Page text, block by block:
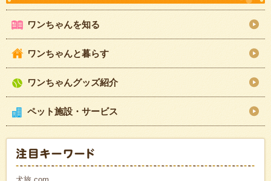
ワンちゃんを知る
ワンちゃんと暮らす
ワンちゃんグッズ紹介
ペット施設・サービス